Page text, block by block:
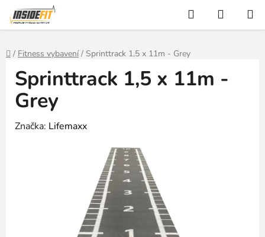
Přejít
na
obsah
Hledat
KOŠÍK
Domů
/ Fitness vybavení / Sprinttrack 1,5 x 11m - Grey
Sprinttrack 1,5 x 11m -
Grey
Značka: Lifemaxx